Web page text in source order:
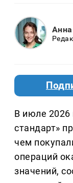
В июле 2026
стандарт»
чем
операций
значений,